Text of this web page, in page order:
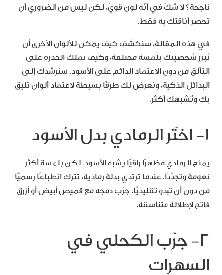
ناجحة؟ لا شكّ في أنّه لون قويّ، لكن ليس من الضروري أن
تحصر أناقتك به فقط.
في هذه المقالة، سنكشف كيف يمكن للألوان الأخرى أن
تُبرز شخصيتك بلمسة مختلفة، وكيف تملك القدرة على
التألق من دون الاعتماد الدائم على الأسود. سنرشدك إلى
البدائل الذكية، ونعرض لك طرقًا بسيطة لاعتماد ألوان تليق
بك وتُشبهك أكثر.
١- اختَر الرمادي بدل الأسود
يمنح الرمادي مظهرًا راقيًا يشبه الأسود، لكن بلمسة أكثر
نعومة وتجدّدًا. عندما ترتدي بدلة رمادية، تترك انطباعًا رسميًّا
من دون أن تبدو تقليديًّا. جرّب دمجه مع قميص أبيض أو أزرق
فاتح لإطلالة متناسقة.
٢- جرّب الكحلي في
السهرات